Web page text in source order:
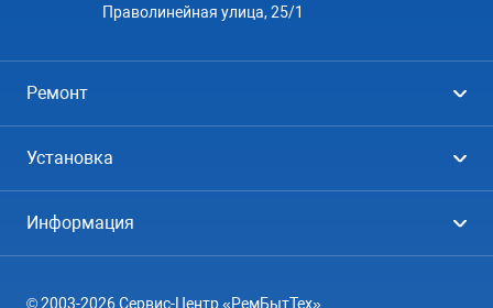
Праволинейная улица, 25/1
Ремонт
Посудомоечные машины
Установка
Кондиционеры
Информация
© 2003-2026 Сервис-Центр «РемБытТех»